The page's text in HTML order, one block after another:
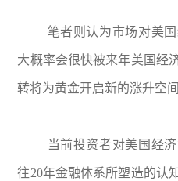
笔者则认为市场对美国
大概率会很快被来年美国经
转将为黄金开启新的涨升空间
当前投资者对美国经济
往20年金融体系所塑造的认